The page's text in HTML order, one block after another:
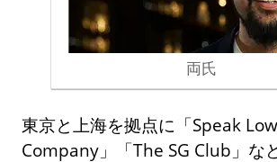
両氏
東京と上海を拠点に「Speak
Company」「The SG Club」な